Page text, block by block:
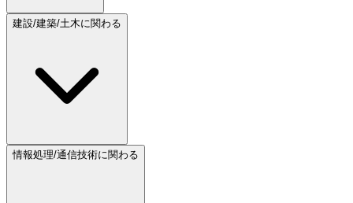
建設/建築/土木に関わる
情報処理/通信技術に関わる